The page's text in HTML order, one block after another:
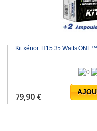
Kit xénon H15 35 Watts
79,90 €